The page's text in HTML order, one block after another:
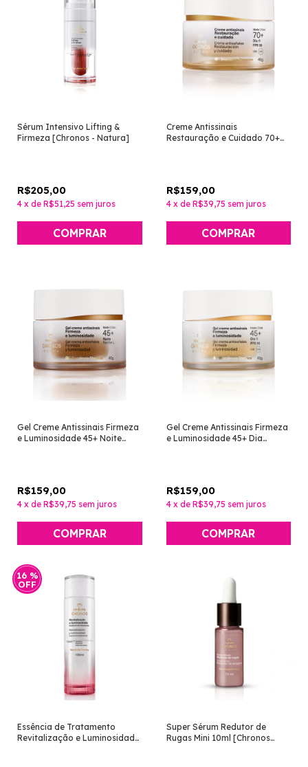
Sérum Intensivo Lifting &
Firmeza [Chronos - Natura]
R$205,00
4 x de R$51,25 sem juros
Creme Antissinais
Restauração e Cuidado 70+
R$159,00
4 x de R$39,75 sem juros
Gel Creme Antissinais Firmeza
e Luminosidade 45+ Noite
R$159,00
4 x de R$39,75 sem juros
Gel Creme Antissinais Firmeza
e Luminosidade 45+ Dia
R$159,00
4 x de R$39,75 sem juros
16 %
OFF
Essência de Tratamento
Revitalização e Luminosidade
Super Sérum Redutor de
Rugas Mini 10ml [Chronos